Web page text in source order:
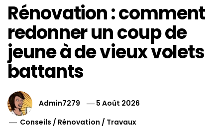
Rénovation : comment
redonner un coup de
jeune à de vieux volets
battants
Admin7279
5 Août 2026
Conseils / Rénovation / Travaux